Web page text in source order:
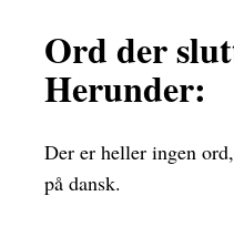
Ord der
Herunder:
Der er heller ingen
på dansk.